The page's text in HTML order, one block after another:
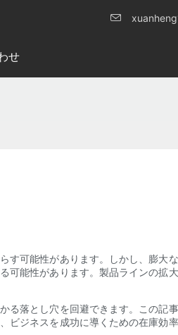
せ
す可能性があります。しかし、膨大
可能性があります。製品ラインの拡
る落とし穴を回避できます。この記
ジネスを成功に導くための在庫効